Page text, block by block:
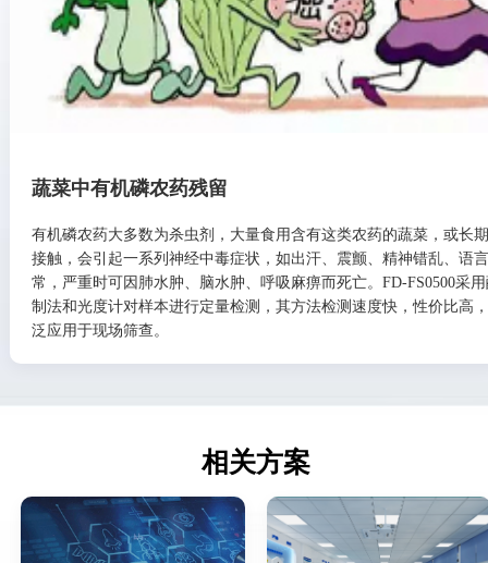
蔬菜中有机磷农药残留
有机磷农药大多数为杀虫剂，大量食用含有这类农药的蔬菜，或长
接触，会引起一系列神经中毒症状，如出汗、震颤、精神错乱、语
常，严重时可因肺水肿、脑水肿、呼吸麻痹而死亡。FD-FS0500采
制法和光度计对样本进行定量检测，其方法检测速度快，性价比高
泛应用于现场筛查。
相关方案